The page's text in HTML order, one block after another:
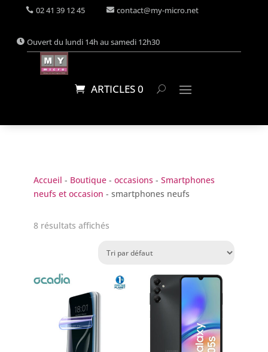
02 41 39 12 45 contact@my-micro.net
Ouvert du lundi 14h au samedi 12h30
ARTICLES 0
Accueil - Boutique - occasions - Smartphones
neufs et occasion - smartphones neufs
8 résultats affichés